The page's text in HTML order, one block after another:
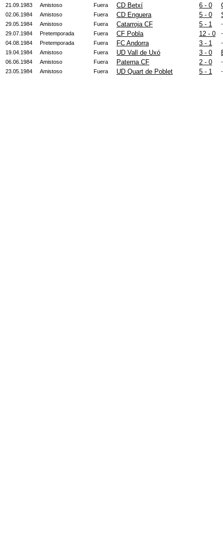
21.09.1983
Amistoso Fuera CD Betxí 6 - 0
02.06.1984 Amistoso Fuera CD Enguera 5 - 0
29.05.1984 Amistoso Fuera Catarroja CF 5 - 1
-
29.07.1984
Pretemporada Fuera CF Pobla 12 - 0
-
04.08.1984
Pretemporada Fuera FC Andorra 3 - 1
-
19.04.1984
Amistoso Fuera UD Vall de Uxó 3 - 0
06.06.1984 Amistoso Fuera Paterna CF 2 - 0
-
23.05.1984
Amistoso Fuera UD Quart de Poblet 5 - 1 -